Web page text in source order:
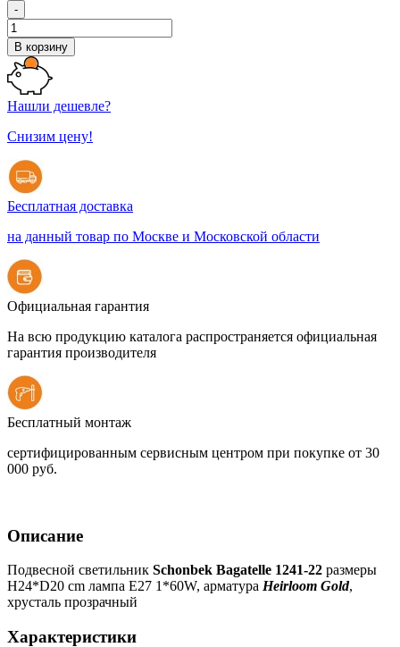
-
В корзину
Нашли дешевле?
Снизим цену!
Бесплатная доставка
на данный товар по Москве и Московской области
Официальная гарантия
На всю продукцию каталога распространяется официальная
гарантия производителя
Бесплатный монтаж
сертифицированным сервисным центром при покупке от 30
000 руб.
Описание
Подвесной светильник Schonbek Bagatelle 1241-22 размеры
H24*D20 cm лампа E27 1*60W, арматура Heirloom Gold,
хрусталь прозрачный
Характеристики